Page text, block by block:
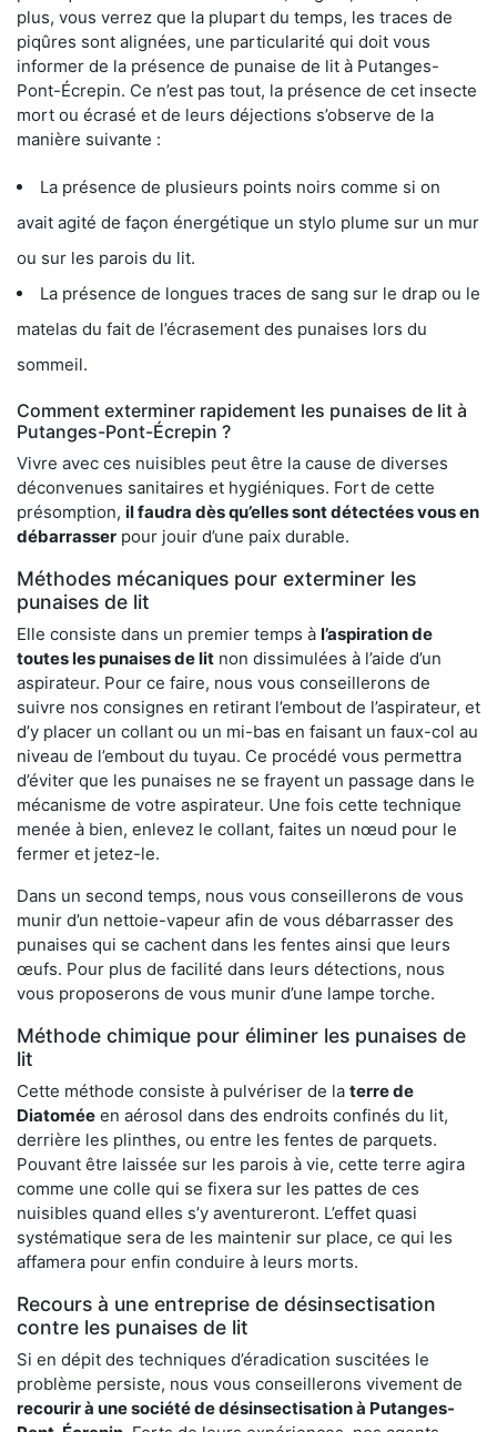
plus, vous verrez que la plupart du temps, les traces de
piqûres sont alignées, une particularité qui doit vous
informer de la présence de punaise de lit à Putanges-
Pont-Écrepin. Ce n’est pas tout, la présence de cet insecte
mort ou écrasé et de leurs déjections s’observe de la
manière suivante :
La présence de plusieurs points noirs comme si on
avait agité de façon énergétique un stylo plume sur un mur
ou sur les parois du lit.
La présence de longues traces de sang sur le drap ou le
matelas du fait de l’écrasement des punaises lors du
sommeil.
Comment exterminer rapidement les punaises de lit à
Putanges-Pont-Écrepin ?
Vivre avec ces nuisibles peut être la cause de diverses
déconvenues sanitaires et hygiéniques. Fort de cette
présomption, il faudra dès qu’elles sont détectées vous en
débarrasser pour jouir d’une paix durable.
Méthodes mécaniques pour exterminer les
punaises de lit
Elle consiste dans un premier temps à l’aspiration de
toutes les punaises de lit non dissimulées à l’aide d’un
aspirateur. Pour ce faire, nous vous conseillerons de
suivre nos consignes en retirant l’embout de l’aspirateur, et
d’y placer un collant ou un mi-bas en faisant un faux-col au
niveau de l’embout du tuyau. Ce procédé vous permettra
d’éviter que les punaises ne se frayent un passage dans le
mécanisme de votre aspirateur. Une fois cette technique
menée à bien, enlevez le collant, faites un nœud pour le
fermer et jetez-le.
Dans un second temps, nous vous conseillerons de vous
munir d’un nettoie-vapeur afin de vous débarrasser des
punaises qui se cachent dans les fentes ainsi que leurs
œufs. Pour plus de facilité dans leurs détections, nous
vous proposerons de vous munir d’une lampe torche.
Méthode chimique pour éliminer les punaises de
lit
Cette méthode consiste à pulvériser de la terre de
Diatomée en aérosol dans des endroits confinés du lit,
derrière les plinthes, ou entre les fentes de parquets.
Pouvant être laissée sur les parois à vie, cette terre agira
comme une colle qui se fixera sur les pattes de ces
nuisibles quand elles s’y aventureront. L’effet quasi
systématique sera de les maintenir sur place, ce qui les
affamera pour enfin conduire à leurs morts.
Recours à une entreprise de désinsectisation
contre les punaises de lit
Si en dépit des techniques d’éradication suscitées le
problème persiste, nous vous conseillerons vivement de
recourir à une société de désinsectisation à Putanges-